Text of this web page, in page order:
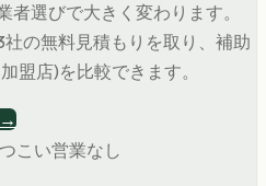
選びで大きく変わります。
の無料見積もりを取り、補助
盟店)を比較できます。
→
こい営業なし